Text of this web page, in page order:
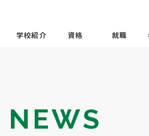
学校紹介 資格 就職
NEWS